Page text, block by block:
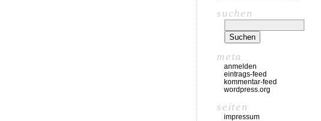
suchen
meta
anmelden
eintrags-feed
kommentar-feed
wordpress.org
seiten
impressum